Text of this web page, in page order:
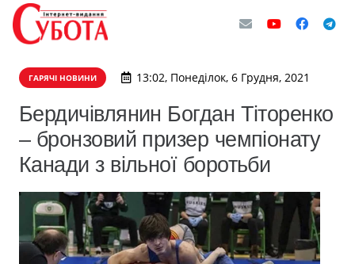
ГАРЯЧІ НОВИНИ 13:02, Понеділок, 6 Грудня, 2021
Бердичівлянин Богдан Тіторенко
– бронзовий призер чемпіонату
Канади з вільної боротьби